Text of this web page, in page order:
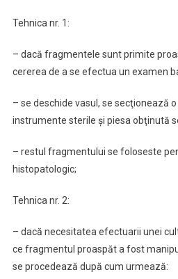
Tehnica nr. 1:
– dacă fragmentele sunt primite
cererea de a se efectua un examen
– se deschide vasul, se secţionează
instrumente sterile şi piesa obţinută
– restul fragmentului se foloseste
histopatologic;
Tehnica nr. 2:
– dacă necesitatea efectuarii unei
ce fragmentul proaspăt a fost
se procedează după cum urmează: